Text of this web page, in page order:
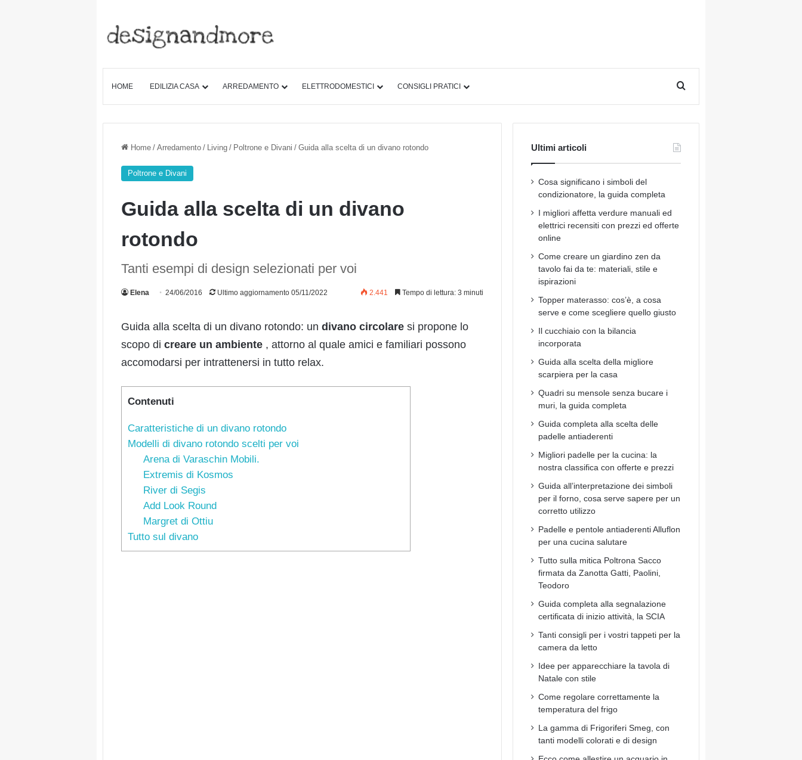
HOME EDILIZIA CASA ARREDAMENTO ELETTRODOMESTICI CONSIGLI PRATICI
Home / Arredamento / Living / Poltrone e Divani / Guida alla scelta di un divano rotondo
Poltrone e Divani
Guida alla scelta di un divano
rotondo
Tanti esempi di design selezionati per voi
Elena 24/06/2016 Ultimo aggiornamento 05/11/2022 2.441 Tempo di lettura: 3 minuti
Guida alla scelta di un divano rotondo: un divano circolare si propone lo
scopo di creare un ambiente , attorno al quale amici e familiari possono
accomodarsi per intrattenersi in tutto relax.
Contenuti
Caratteristiche di un divano rotondo
Modelli di divano rotondo scelti per voi
Arena di Varaschin Mobili.
Extremis di Kosmos
River di Segis
Add Look Round
Margret di Ottiu
Tutto sul divano
Ultimi articoli
Cosa significano i simboli del
condizionatore, la guida completa
I migliori affetta verdure manuali ed
elettrici recensiti con prezzi ed offerte
online
Come creare un giardino zen da
tavolo fai da te: materiali, stile e
ispirazioni
Topper materasso: cos’è, a cosa
serve e come scegliere quello giusto
Il cucchiaio con la bilancia
incorporata
Guida alla scelta della migliore
scarpiera per la casa
Quadri su mensole senza bucare i
muri, la guida completa
Guida completa alla scelta delle
padelle antiaderenti
Migliori padelle per la cucina: la
nostra classifica con offerte e prezzi
Guida all’interpretazione dei simboli
per il forno, cosa serve sapere per un
corretto utilizzo
Padelle e pentole antiaderenti Alluflon
per una cucina salutare
Tutto sulla mitica Poltrona Sacco
firmata da Zanotta Gatti, Paolini,
Teodoro
Guida completa alla segnalazione
certificata di inizio attività, la SCIA
Tanti consigli per i vostri tappeti per la
camera da letto
Idee per apparecchiare la tavola di
Natale con stile
Come regolare correttamente la
temperatura del frigo
La gamma di Frigoriferi Smeg, con
tanti modelli colorati e di design